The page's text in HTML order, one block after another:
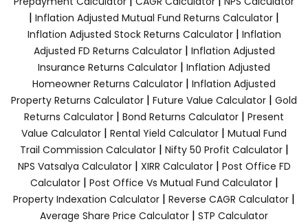
| Inflation Adjusted Mutual Fund Returns Calculator |
Inflation Adjusted Stock Returns Calculator| Inflation
Adjusted FD Returns Calculator| Inflation Adjusted
Insurance Returns Calculator | Inflation Adjusted
Homeowner Returns Calculator | Inflation Adjusted
Property Returns Calculator | Future Value Calculator | Gold
Returns Calculator | Bond Returns Calculator | Present
Value Calculator | Rental Yield Calculator | Mutual Fund
Trail Commission Calculator| Nifty 50 Profit Calculator|
NPS Vatsalya Calculator| XIRR Calculator| Post Office FD
Calculator| Post Office Vs Mutual Fund Calculator|
Property Indexation Calculator | Reverse CAGR Calculator |
Average Share Price Calculator | STP Calculator